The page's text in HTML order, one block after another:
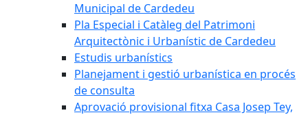
Municipal de Cardedeu
Pla Especial i Catàleg del Patrimoni
Arquitectònic i Urbanístic de Cardedeu
Estudis urbanístics
Planejament i gestió urbanística en procés
de consulta
Aprovació provisional fitxa Casa Josep Tey,